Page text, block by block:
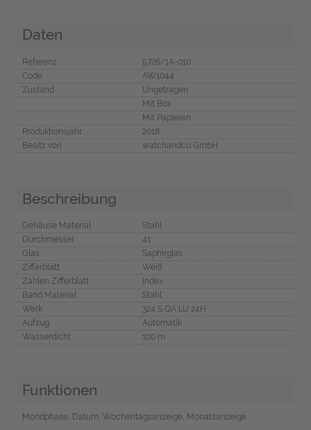
Daten
Referenz
5726/1A-010
Code
AW1044
Zustand
Ungetragen
Mit Box
Mit Papieren
Produktionsjahr
2018
Besitz von
watchandco GmbH
Beschreibung
Gehäuse Material
Stahl
Durchmesser
41
Glas
Saphirglas
Zifferblatt
Weiß
Zahlen Zifferblatt
Index
Band Material
Stahl
Werk
324 S QA LU 24H
Aufzug
Automatik
Wasserdicht
100 m
Funktionen
Mondphase, Datum, Wochentagsanzeige, Monatsanzeige